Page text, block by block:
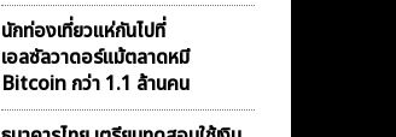
นักท่องเที่ยวแห่กันไปที่
เอลซัลวาดอร์แม้ตลาดหมี
Bitcoin กว่า 1.1 ล้านคน